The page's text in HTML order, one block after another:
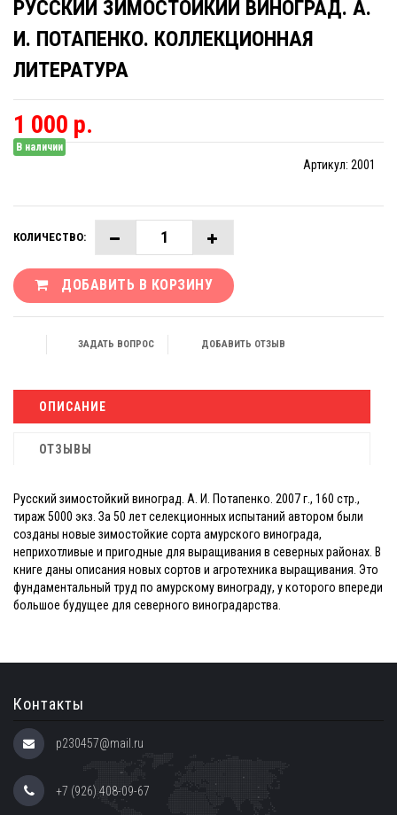
РУССКИЙ ЗИМОСТОЙКИЙ ВИНОГРАД. А.
И. ПОТАПЕНКО. КОЛЛЕКЦИОННАЯ
ЛИТЕРАТУРА
1 000 р.
В наличии
Артикул: 2001
КОЛИЧЕСТВО:
ДОБАВИТЬ В КОРЗИНУ
ЗАДАТЬ ВОПРОС ДОБАВИТЬ ОТЗЫВ
ОПИСАНИЕ
ОТЗЫВЫ
Русский зимостойкий виноград. А. И. Потапенко. 2007 г., 160 стр.,
тираж 5000 экз. За 50 лет селекционных испытаний автором были
созданы новые зимостойкие сорта амурского винограда,
неприхотливые и пригодные для выращивания в северных районах. В
книге даны описания новых сортов и агротехника выращивания. Это
фундаментальный труд по амурскому винограду, у которого впереди
большое будущее для северного виноградарства.
Контакты
p230457@mail.ru
+7 (926) 408-09-67